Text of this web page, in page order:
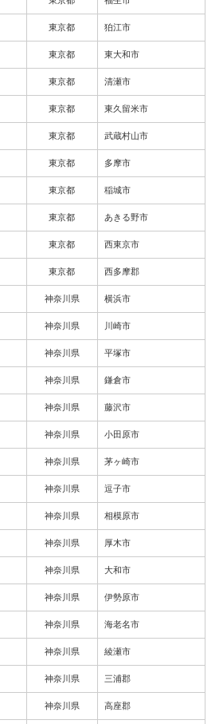
東京都 狛江市
東京都 東大和市
東京都 清瀬市
東京都 東久留米市
東京都 武蔵村山市
東京都 多摩市
東京都 稲城市
東京都 あきる野市
東京都 西東京市
東京都 西多摩郡
神奈川県 横浜市
神奈川県 川崎市
神奈川県 平塚市
神奈川県 鎌倉市
神奈川県 藤沢市
神奈川県 小田原市
神奈川県 茅ヶ崎市
神奈川県 逗子市
神奈川県 相模原市
神奈川県 厚木市
神奈川県 大和市
神奈川県 伊勢原市
神奈川県 海老名市
神奈川県 綾瀬市
神奈川県 三浦郡
神奈川県 高座郡